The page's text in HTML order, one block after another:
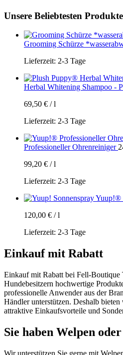
Unsere Beliebtesten Produkte
Grooming Schürze
Lieferzeit: 2-3 Tage
Herbal Whitening Shampoo -
69,50 € /l
Lieferzeit: 2-3 Tage
Professioneller Ohrenreiniger
99,20 € /l
Lieferzeit: 2-3 Tage
Yuup!®
120,00 € /l
Lieferzeit: 2-3 Tage
Einkauf mit Rabatt
Einkauf mit Rabatt bei Fell-
Hundebesitzern hochwertige
professionelle Anwender aus der
Händler unterstützen. Deshalb
attraktive Einkaufsvorteile und
Sie haben Welpen
Wir unterstützen Sie gerne mit